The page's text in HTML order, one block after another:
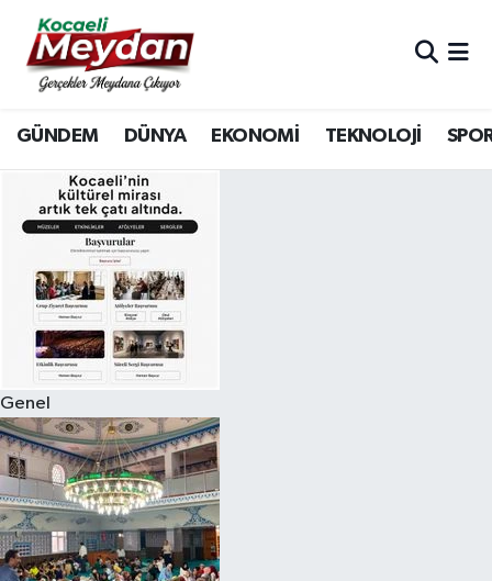
GÜNDEM DÜNYA EKONOMİ TEKNOLOJİ
Genel
Nöbetçi Eczaneler
Hava Durumu
Trafik Durumu
Süper Lig Puan Durumu ve Fikstür
Tüm Manşetler
Son Dakika Haberleri
Haber Arşivi